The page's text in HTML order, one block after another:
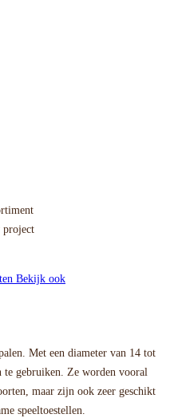
project
Bekijk ook
Met een diameter van 14 tot
te gebruiken. Ze worden vooral
maar zijn ook zeer geschikt
speeltoestellen.